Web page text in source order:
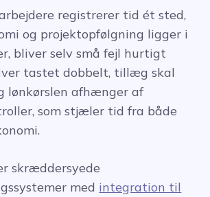
registrerer tid ét sted,
og projektopfølgning ligger i
bliver selv små fejl hurtigt
tastet dobbelt, tillæg skal
lønkørslen afhænger af
som stjæler tid fra både
skræddersyede
med integration til